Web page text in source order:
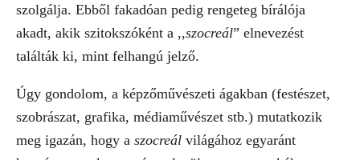
szolgálja. Ebből fakadóan pedig rengeteg bírálója
akadt, akik szitokszóként a ,,szocreál” elnevezést
találták ki, mint felhangú jelző.
Úgy gondolom, a képzőművészeti ágakban (festészet,
szobrászat, grafika, médiaművészet stb.) mutatkozik
meg igazán, hogy a szocreál világához egyaránt